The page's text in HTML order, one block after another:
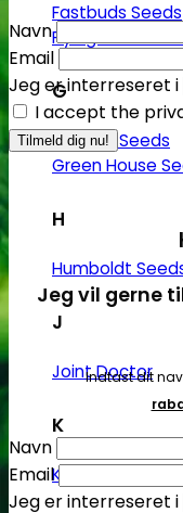
Fastbuds Seeds
Flying
G
Genetik Seeds
Green House
H
Humboldt
J
Joint Doctor
K
Kannabia
Navn
Email
Jeg er interreseret i
I accept the
Jeg vil gerne
Indtast dit
Navn
Email
Jeg er interreseret i